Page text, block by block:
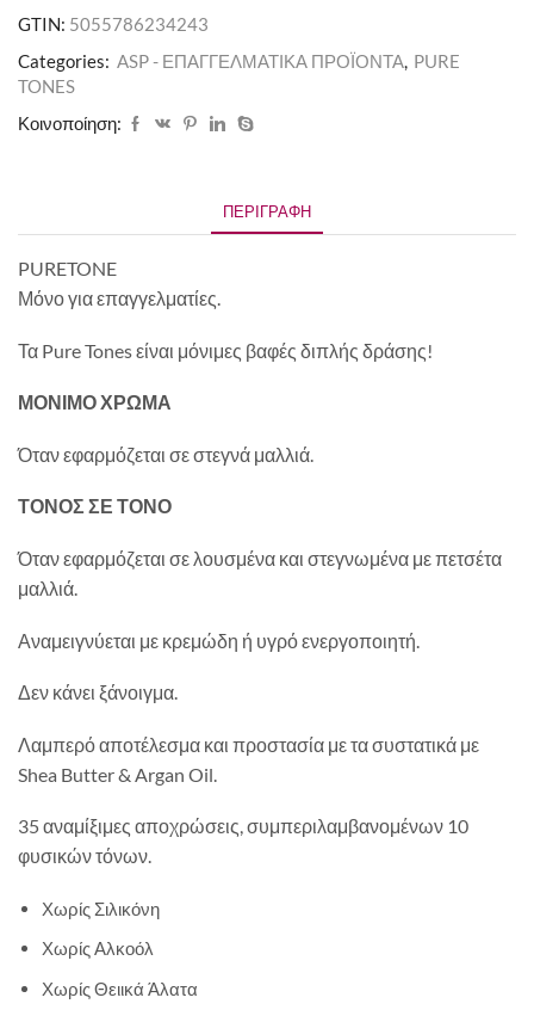
GTIN: 5055786234243
Categories: ASP - ΕΠΑΓΓΕΛΜΑΤΙΚΑ ΠΡΟΪΟΝΤΑ, PURE
TONES
Κοινοποίηση:
ΠΕΡΙΓΡΑΦΉ
PURETONE
Μόνο για επαγγελματίες.
Τα Pure Tones είναι μόνιμες βαφές διπλής δράσης!
ΜΟΝΙΜΟ ΧΡΩΜΑ
Όταν εφαρμόζεται σε στεγνά μαλλιά.
ΤΟΝΟΣ ΣΕ ΤΟΝΟ
Όταν εφαρμόζεται σε λουσμένα και στεγνωμένα με πετσέτα
μαλλιά.
Αναμειγνύεται με κρεμώδη ή υγρό ενεργοποιητή.
Δεν κάνει ξάνοιγμα.
Λαμπερό αποτέλεσμα και προστασία με τα συστατικά με
Shea Butter & Argan Oil.
35 αναμίξιμες αποχρώσεις, συμπεριλαμβανομένων 10
φυσικών τόνων.
Χωρίς Σιλικόνη
Χωρίς Αλκοόλ
Χωρίς Θειικά Άλατα